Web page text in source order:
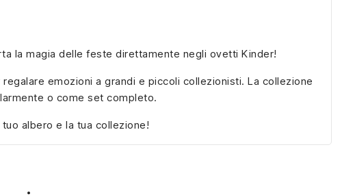
la magia delle feste direttamente negli ovetti Kinder!
emozioni a grandi e piccoli collezionisti. La collezione
o come set completo.
albero e la tua collezione!